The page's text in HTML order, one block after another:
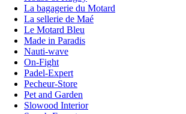
La bagagerie du Motard
La sellerie de Maé
Le Motard Bleu
Made in Paradis
Nauti-wave
On-Fight
Padel-Expert
Pecheur-Store
Pet and Garden
Slowood Interior